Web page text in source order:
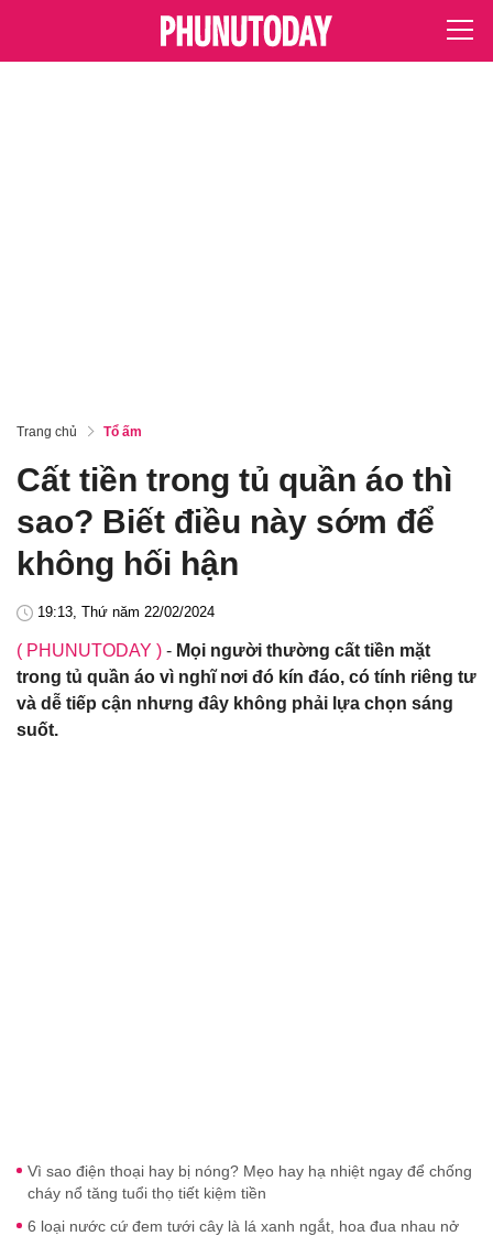
Trang chủ Tổ ấm
Cất tiền trong tủ quần áo thì
sao? Biết điều này sớm để
không hối hận
19:13, Thứ năm 22/02/2024
( PHUNUTODAY ) - Mọi người thường cất tiền mặt
trong tủ quần áo vì nghĩ nơi đó kín đáo, có tính riêng tư
và dễ tiếp cận nhưng đây không phải lựa chọn sáng
suốt.
Vì sao điện thoại hay bị nóng? Mẹo hay hạ nhiệt ngay để chống
cháy nổ tăng tuổi thọ tiết kiệm tiền
6 loại nước cứ đem tưới cây là lá xanh ngắt, hoa đua nhau nở